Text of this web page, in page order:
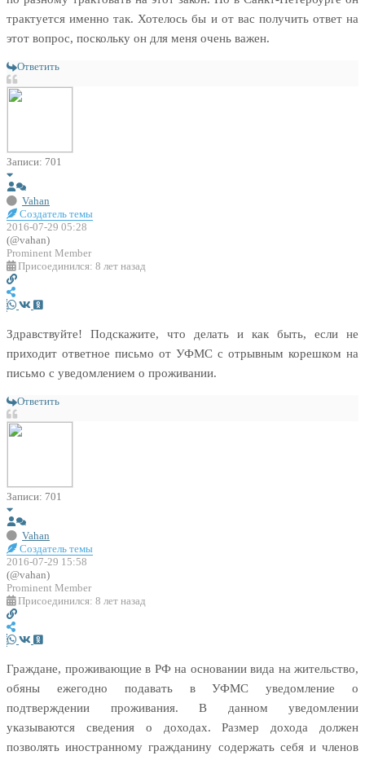
трактуется именно так. Хотелось бы и от вас получить ответ на
этот вопрос, поскольку он для меня очень важен.
Ответить
Записи: 701
Vahan
Создатель темы
2016-07-29 05:28
(@vahan)
Prominent Member
Присоединился: 8 лет назад
Здравствуйте! Подскажите, что делать и как быть, если не
приходит ответное письмо от УФМС с отрывным корешком на
письмо с уведомлением о проживании.
Ответить
Записи: 701
Vahan
Создатель темы
2016-07-29 15:58
(@vahan)
Prominent Member
Присоединился: 8 лет назад
Граждане, проживающие в РФ на основании вида на жительство,
обяны ежегодно подавать в УФМС уведомление о
подтверждении проживания. В данном уведомлении
указываются сведения о доходах. Размер дохода должен
позволять иностранному гражданину содержать себя и членов